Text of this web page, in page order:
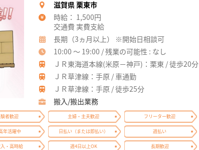
滋賀県 栗東市
時給： 1,500円
交通費 実費支給
長期（3ヵ月以上） ※開始日相談可
10:00 ～ 19:00 / 残業の可能性 : なし
ＪＲ東海道本線(米原－神戸)：栗東 / 徒歩20分
ＪＲ草津線：手原 / 車通勤
ＪＲ草津線：手原 / 徒歩25分
搬入/搬出業務
者歓迎 主婦・主夫歓迎 フリーター歓迎
年活躍中 日払い（または即払い） 週払い
・高時給 週4日以上OK 長期歓迎